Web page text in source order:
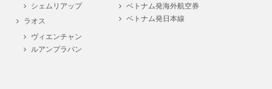
シェムリアップ
ラオス
ヴィエンチャン
ルアンプラバン
ベトナム発海外航空券
ベトナム発日本線